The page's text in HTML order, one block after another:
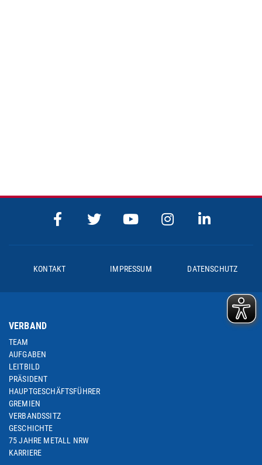
KONTAKT IMPRESSUM DATENSCHUTZ
VERBAND
TEAM
AUFGABEN
LEITBILD
PRÄSIDENT
HAUPTGESCHÄFTSFÜHRER
GREMIEN
VERBANDSSITZ
GESCHICHTE
75 JAHRE METALL NRW
KARRIERE